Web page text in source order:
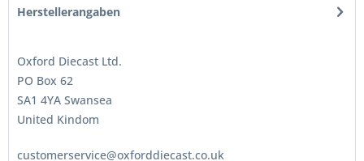
Herstellerangaben
Oxford Diecast Ltd.
PO Box 62
SA1 4YA Swansea
United Kindom
customerservice@oxforddiecast.co.uk